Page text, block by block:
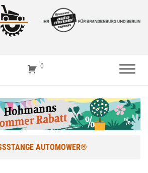
0
AUTOMOWER®